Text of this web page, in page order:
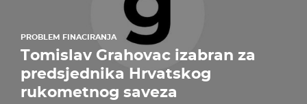
PROBLEM FINACIRANJA
Tomislav Grahovac izabran za
predsjednika Hrvatskog
rukometnog saveza